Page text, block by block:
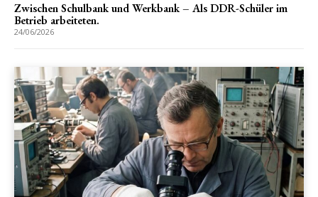
Zwischen Schulbank und Werkbank – Als DDR-Schüler im
Betrieb arbeiteten.
24/06/2026